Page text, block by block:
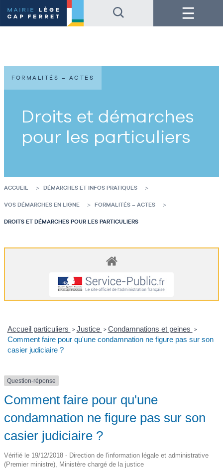
au
contenu
de
au
pied
de
Menu
Droits et démarches
pour les particuliers
FORMALITÉS – ACTES
ACCUEIL DÉMARCHES ET INFOS PRATIQUES
VOS DÉMARCHES EN LIGNE FORMALITÉS – ACTES
DROITS ET DÉMARCHES POUR LES PARTICULIERS
Accueil particuliers > Justice > Condamnations et peines >
Comment faire pour qu'une condamnation ne figure pas sur son
casier judiciaire ?
Question-réponse
Comment faire pour qu'une
condamnation ne figure pas sur son
casier judiciaire ?
Vérifié le 19/12/2018 - Direction de l'information légale et administrative
(Premier ministre), Ministère chargé de la justice